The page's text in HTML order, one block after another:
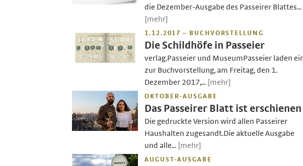
die Dezember-Ausgabe des Passeirer Blattes...
[mehr]
1.12.2017 – BUCHVORSTELLUNG
Die Schildhöfe in Passeier
verlag.Passeier und MuseumPasseier laden
zur Buchvorstellung, am Freitag, den 1.
Dezember 2017,... [mehr]
OKTOBER-AUSGABE
Das Passeirer Blatt ist erschienen
Die gedruckte Version wird allen Passeirer
Haushalten zugesandt.Die aktuelle Ausgabe
und alle... [mehr]
AUGUST-AUSGABE